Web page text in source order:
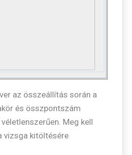
az összeállítás során a
és összpontszám
Meg kell
vizsga kitöltésére